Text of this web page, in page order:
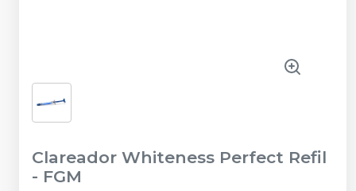
Clareador Whiteness Perfect Refil
- FGM